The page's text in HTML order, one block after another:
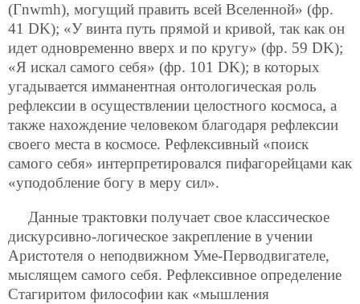
(Гnwmh), могущий править всей Вселенной» (фр.
41 DK); «У винта путь прямой и кривой, так как он
идет одновременно вверх и по кругу» (фр. 59 DK);
«Я искал самого себя» (фр. 101 DK); в которых
угадывается имманентная онтологическая роль
рефлексии в осуществлении целостного космоса, а
также нахождение человеком благодаря рефлексии
своего места в космосе. Рефлексивный «поиск
самого себя» интерпретировался пифагорейцами как
«уподобление богу в меру сил».
Данные трактовки получает свое классическое
дискурсивно-логическое закрепление в учении
Аристотеля о неподвижном Уме-Перводвигателе,
мыслящем самого себя. Рефлексивное определение
Стагиритом философии как «мышления